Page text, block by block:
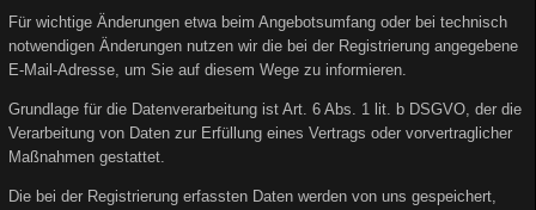
Für wichtige Änderungen etwa beim Angebotsumfang oder bei technisch
notwendigen Änderungen nutzen wir die bei der Registrierung angegebene
E-Mail-Adresse, um Sie auf diesem Wege zu informieren.
Grundlage für die Datenverarbeitung ist Art. 6 Abs. 1 lit. b DSGVO, der die
Verarbeitung von Daten zur Erfüllung eines Vertrags oder vorvertraglicher
Maßnahmen gestattet.
Die bei der Registrierung erfassten Daten werden von uns gespeichert,